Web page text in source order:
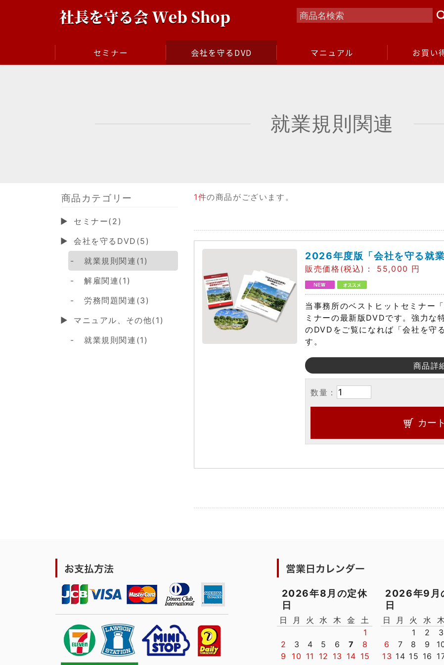
セミナー 会社を守るDVD マニュアル お買い
就業規則関連
商品カテゴリー
セミナー(2)
会社を守るDVD(5)
就業規則関連(1)
解雇関連(1)
労務問題関連(3)
マニュアル、その他(1)
就業規則関連(1)
1件の商品がございます。
2026年度版「会社を守る就
販売価格(税込)： 55,000 円
当事務所のベストヒットセミナー
ミナーの最新版DVDです。強力な
のDVDをご覧になれば「会社を守
す。
商品詳
数量：
カー
2026年8月の定休
日
日 月 火 水 木 金
土
1
2
3 4 5 6 7
8
9
10 11 12 13 14 15
2026年9月
日
日 月 火 水 木
1
2 3
6
7 8 9
13 14 15 16